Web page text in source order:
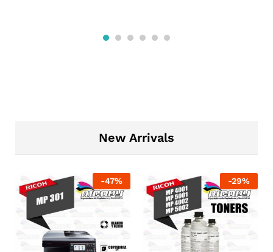
New Arrivals
-47% -29%